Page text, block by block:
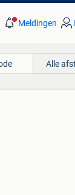
Meldingen
Alle